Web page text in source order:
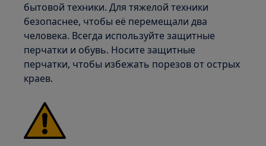
бытовой техники. Для тяжелой техники
безопаснее, чтобы её перемещали два
человека. Всегда используйте защитные
перчатки и обувь. Носите защитные
перчатки, чтобы избежать порезов от острых
краев.